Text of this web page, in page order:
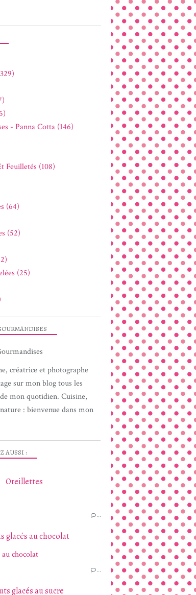
créatrice et photographe
sur mon blog tous les
mon quotidien. Cuisine,
: bienvenue dans mon
AUSSI :
Oreillettes
…
glacés au chocolat
…
glacés au sucre
- Panna Cotta (146)
Feuilletés (108)
(64)
(52)
(25)